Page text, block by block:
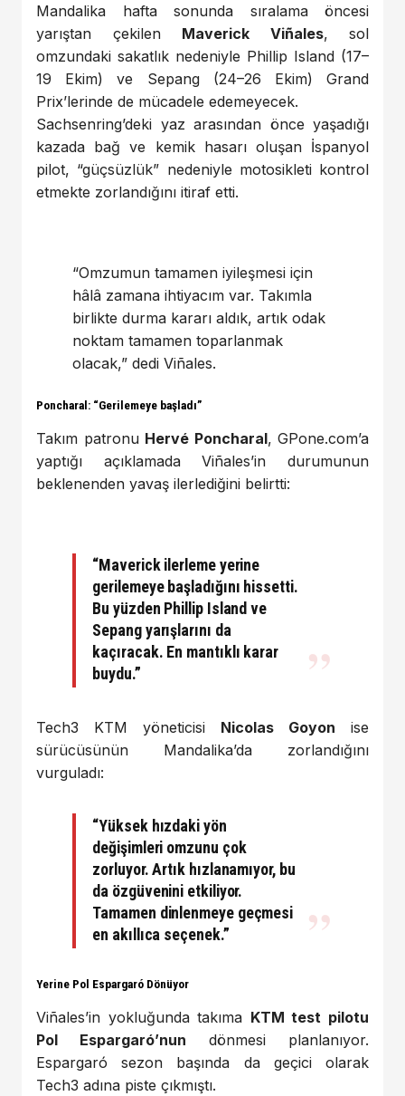
Mandalika hafta sonunda sıralama öncesi
yarıştan çekilen Maverick Viñales, sol
omzundaki sakatlık nedeniyle Phillip Island (17–
19 Ekim) ve Sepang (24–26 Ekim) Grand
Prix’lerinde de mücadele edemeyecek.
Sachsenring’deki yaz arasından önce yaşadığı
kazada bağ ve kemik hasarı oluşan İspanyol
pilot, “güçsüzlük” nedeniyle motosikleti kontrol
etmekte zorlandığını itiraf etti.
“Omzumun tamamen iyileşmesi için
hâlâ zamana ihtiyacım var. Takımla
birlikte durma kararı aldık, artık odak
noktam tamamen toparlanmak
olacak,” dedi Viñales.
Poncharal: “Gerilemeye başladı”
Takım patronu Hervé Poncharal, GPone.com’a
yaptığı açıklamada Viñales’in durumunun
beklenenden yavaş ilerlediğini belirtti:
“Maverick ilerleme yerine
gerilemeye başladığını hissetti.
Bu yüzden Phillip Island ve
Sepang yarışlarını da
kaçıracak. En mantıklı karar
buydu.”
Tech3 KTM yöneticisi Nicolas Goyon ise
sürücüsünün Mandalika’da zorlandığını
vurguladı:
“Yüksek hızdaki yön
değişimleri omzunu çok
zorluyor. Artık hızlanamıyor, bu
da özgüvenini etkiliyor.
Tamamen dinlenmeye geçmesi
en akıllıca seçenek.”
Yerine Pol Espargaró Dönüyor
Viñales’in yokluğunda takıma KTM test pilotu
Pol Espargaró’nun dönmesi planlanıyor.
Espargaró sezon başında da geçici olarak
Tech3 adına piste çıkmıştı.